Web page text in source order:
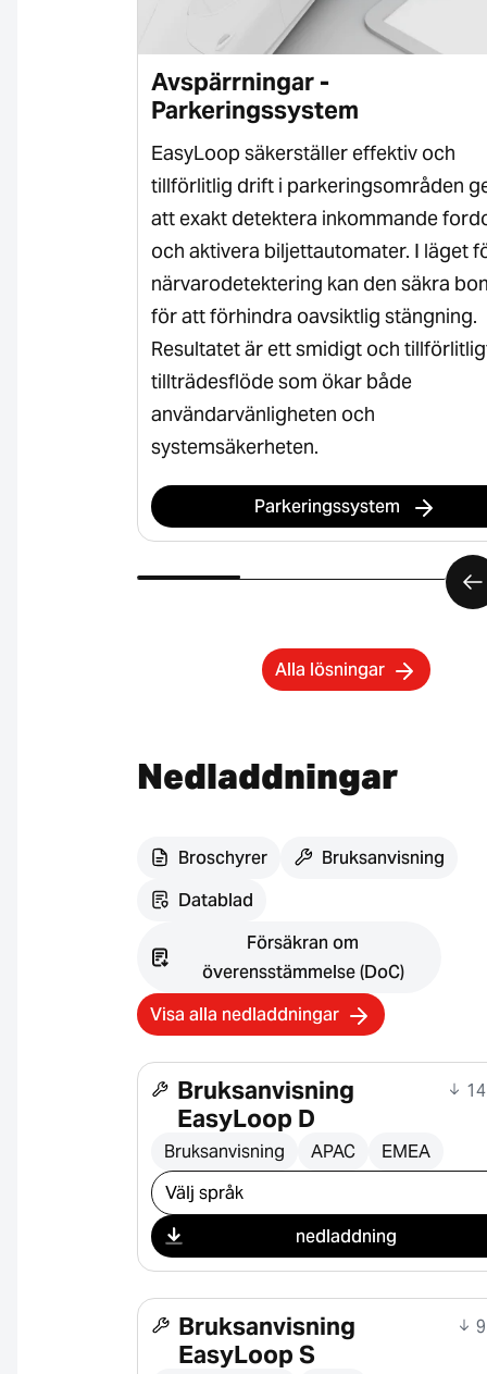
Avspärrningar -
Parkeringssystem
EasyLoop säkerställer effektiv och
tillförlitlig drift i parkeringsområden
att exakt detektera inkommande
och aktivera biljettautomater. I läget
närvarodetektering kan den säkra
för att förhindra oavsiktlig stängning.
Resultatet är ett smidigt och
tillträdesflöde som ökar både
användarvänligheten och
systemsäkerheten.
Parkeringssystem
Alla lösningar
Nedladdningar
Broschyrer
Bruksanvisning
Datablad
Försäkran om
överensstämmelse (DoC)
Visa alla nedladdningar
Bruksanvisning
EasyLoop D
Bruksanvisning APAC EMEA
Välj nedladdning
nedladdning
Bruksanvisning
EasyLoop S